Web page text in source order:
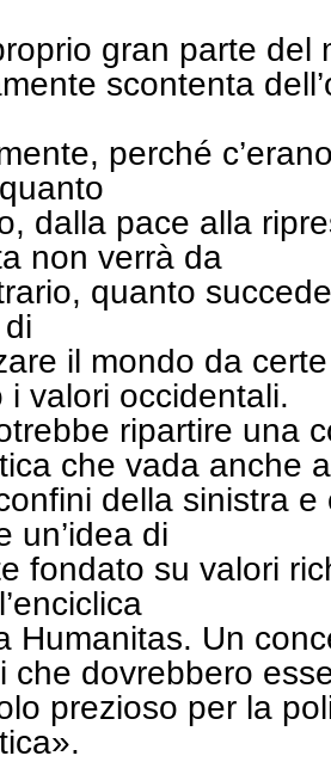
gran parte del
scontenta
perché
dalla pace alla
non verrà da
quanto
il mondo da
i valori occidentali.
ripartire una
che vada anche
della sinistra e
un’idea di
fondato su valori
Humanitas. Un
che dovrebbero
prezioso per la